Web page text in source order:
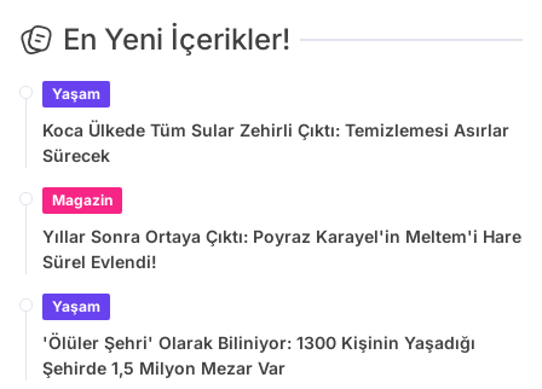
En Yeni İçerikler!
Yaşam
Koca Ülkede Tüm Sular Zehirli Çıktı: Temizlemesi Asırlar
Sürecek
Magazin
Yıllar Sonra Ortaya Çıktı: Poyraz Karayel'in Meltem'i Hare
Sürel Evlendi!
Yaşam
'Ölüler Şehri' Olarak Biliniyor: 1300 Kişinin Yaşadığı
Şehirde 1,5 Milyon Mezar Var